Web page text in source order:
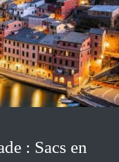
: Sacs en